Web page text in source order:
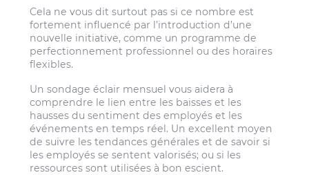
Cela ne vous dit surtout pas si ce nombre est
fortement influencé par l’introduction d’une
nouvelle initiative, comme un programme de
perfectionnement professionnel ou des horaires
flexibles.
Un sondage éclair mensuel vous aidera à
comprendre le lien entre les baisses et les
hausses du sentiment des employés et les
événements en temps réel. Un excellent moyen
de suivre les tendances générales et de savoir si
les employés se sentent valorisés; ou si les
ressources sont utilisées à bon escient.